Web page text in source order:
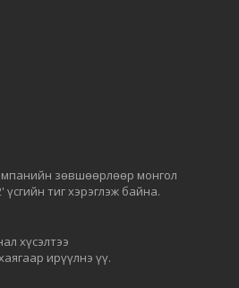
зөвшөөрлөөр монгол
тиг хэрэглэж байна.
хүсэлтээ
ирүүлнэ үү.